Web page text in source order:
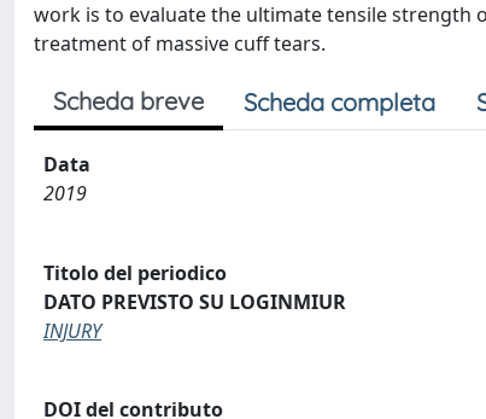
work is to evaluate the ultimate tensile
treatment of massive cuff tears.
Scheda breve Scheda completa
Data
2019
Titolo del periodico
DATO PREVISTO SU LOGINMIUR
INJURY
DOI del contributo